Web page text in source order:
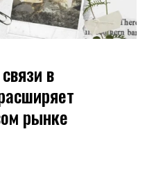
в
рынке